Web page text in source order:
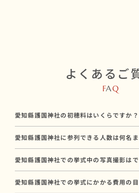
よくあるご
FAQ
愛知縣護国神社の初穂料はいくらですか？
神社に直接お納めいただく挙式のお礼で
料金とは別途必要です。
愛知縣護国神社に参列できる人数は何名
参列人数に合わせたプランや会場のご提
愛知縣護国神社での挙式中の写真撮影は
撮影を重視される方には、撮影条件に合
愛知縣護国神社での挙式にかかる費用の目